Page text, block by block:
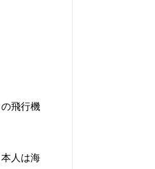
飛行機
人は海